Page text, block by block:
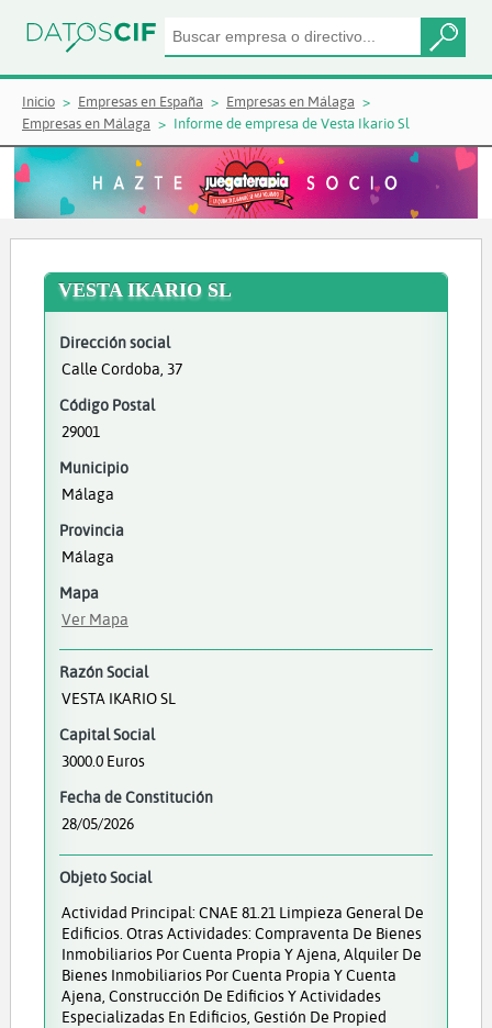
Inicio Empresas en España
Empresas en Málaga
Empresas en Málaga
Informe de empresa de Vesta Ikario Sl
VESTA IKARIO SL
Dirección social
Calle Cordoba, 37
Código Postal
29001
Municipio
Málaga
Provincia
Málaga
Mapa
Ver Mapa
Razón Social
VESTA IKARIO SL
Capital Social
3000.0 Euros
Fecha de Constitución
28/05/2026
Objeto Social
Actividad Principal: CNAE 81.21 Limpieza General De
Edificios. Otras Actividades: Compraventa De Bienes
Inmobiliarios Por Cuenta Propia Y Ajena, Alquiler De
Bienes Inmobiliarios Por Cuenta Propia Y Cuenta
Ajena, Construcción De Edificios Y Actividades
Especializadas En Edificios, Gestión De Propied